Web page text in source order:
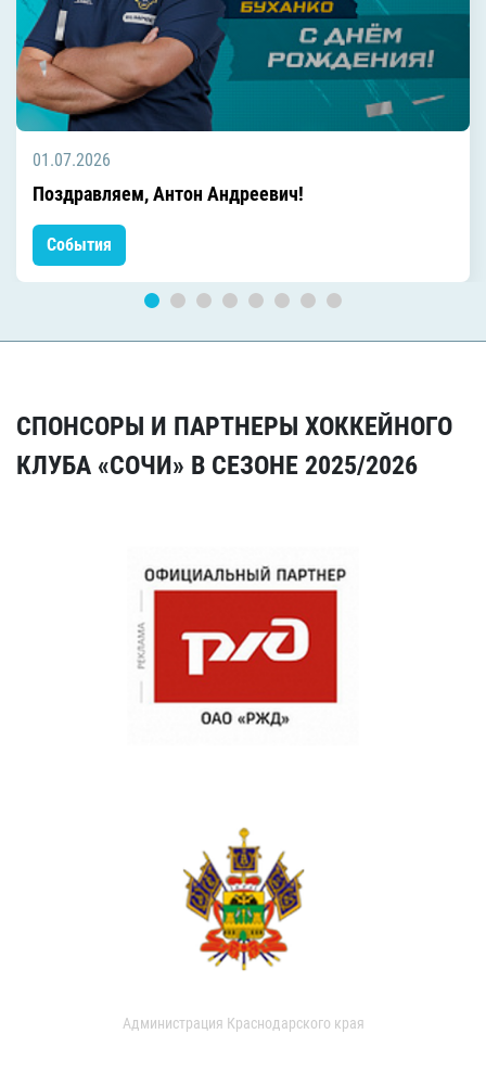
01.07.2026
Поздравляем, Антон Андреевич!
События
СПОНСОРЫ И ПАРТНЕРЫ ХОККЕЙНОГО
КЛУБА «СОЧИ» В СЕЗОНЕ 2025/2026
Администрация Краснодарского края